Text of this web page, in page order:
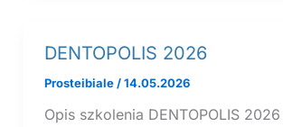
DENTOPOLIS 2026
Prosteibiale /14.05.2026
Opis szkolenia DENTOPOLIS